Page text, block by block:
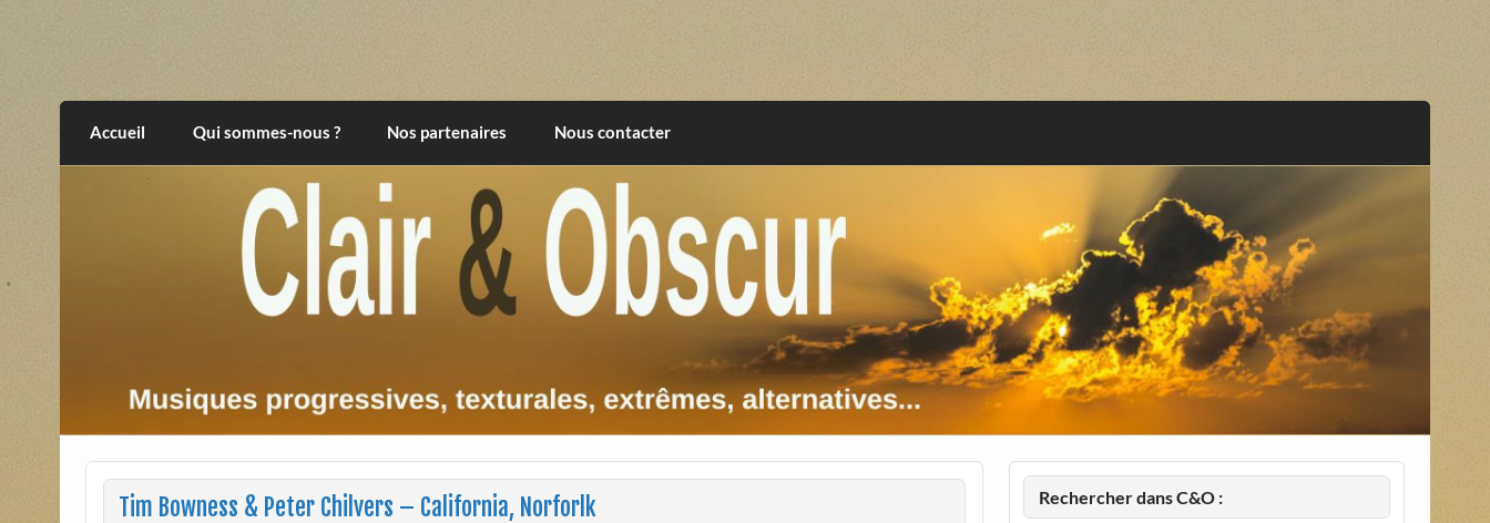
Clair et Obscur
Accueil Qui sommes-nous ? Nos partenaires Nous contacter
Tim Bowness & Peter Chilvers – California, Norforlk Rechercher dans C&O :